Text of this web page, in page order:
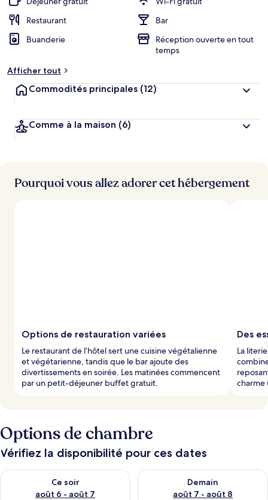
Restaurant
Bar
Buanderie
Réception ouverte en tout
temps
Afficher tout
Commodités principales (12)
Comme à la maison (6)
Pourquoi vous allez adorer cet hébergement
Options de restauration variées
Le restaurant de l’hôtel sert une cuisine végétalienne
et végétarienne, tandis que le bar ajoute des
divertissements en soirée. Les matinées commencent
par un petit-déjeuner buffet gratuit.
Des
La
charme
Options de chambre
Vérifiez la disponibilité pour ces dates
Ce soir
août 6 - août 7
Vérifier la disponibilité pour ce soir août 6 - août 7
Demain
août 7 - août 8
Vérifier la disponibilité pour